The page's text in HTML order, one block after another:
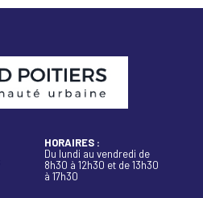
HORAIRES :
Du lundi au vendredi de
8h30 à 12h30 et de 13h30
à 17h30